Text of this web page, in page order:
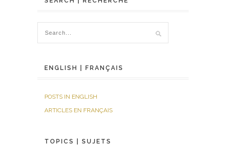
ENGLISH | FRANÇAIS
POSTS IN ENGLISH
ARTICLES EN FRANÇAIS
TOPICS | SUJETS